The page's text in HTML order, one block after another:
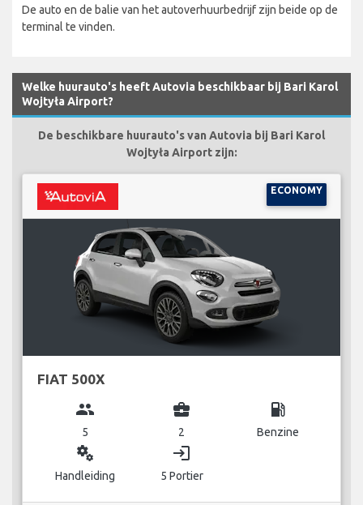
De auto en de balie van het autoverhuurbedrijf zijn beide op de
terminal te vinden.
Welke huurauto's heeft Autovia beschikbaar bij Bari Karol
Wojtyła Airport?
De beschikbare huurauto's van Autovia bij Bari Karol
Wojtyła Airport zijn:
ECONOMY
FIAT 500X
group
5
business_center
2
local_gas_station
Benzine
miscellaneous_services
Handleiding
login
5 Portier